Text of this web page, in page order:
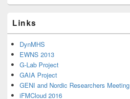
Links
DynMHS
EWNS 2013
G-Lab Project
GAIA Project
GENI and Nordic Researchers Meeting
iFMCloud 2016